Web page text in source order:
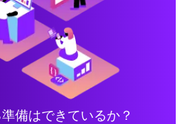
備はできているか？